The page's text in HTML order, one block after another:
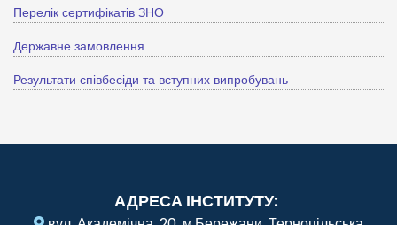
Перелік сертифікатів ЗНО
Державне замовлення
Результати співбесіди та вступних випробувань
АДРЕСА ІНСТИТУТУ: